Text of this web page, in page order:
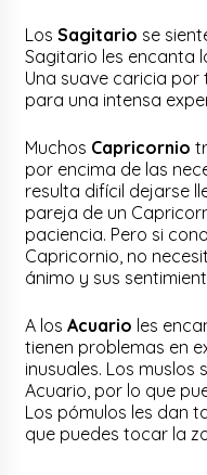
LosSagitario se
Sagitario les encanta
Una suave caricia
para una intensa
Muchos Capricornio
por encima de las
resulta difícil dejarse
pareja de un
paciencia. Pero si
Capricornio, no
ánimo y sus
A los Acuario les
tienen problemas en
inusuales. Los
Acuario, por lo que
Los pómulos les dan
que puedes tocar la